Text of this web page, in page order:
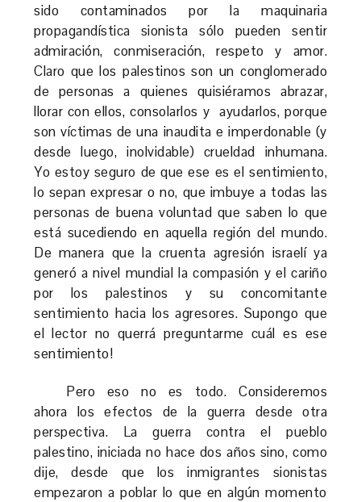
sido contaminados por la maquinaria
propagandística sionista sólo pueden sentir
admiración, conmiseración, respeto y amor.
Claro que los palestinos son un conglomerado
de personas a quienes quisiéramos abrazar,
llorar con ellos, consolarlos y ayudarlos, porque
son víctimas de una inaudita e imperdonable (y
desde luego, inolvidable) crueldad inhumana.
Yo estoy seguro de que ese es el sentimiento,
lo sepan expresar o no, que imbuye a todas las
personas de buena voluntad que saben lo que
está sucediendo en aquella región del mundo.
De manera que la cruenta agresión israelí ya
generó a nivel mundial la compasión y el cariño
por los palestinos y su concomitante
sentimiento hacia los agresores. Supongo que
el lector no querrá preguntarme cuál es ese
sentimiento!
Pero eso no es todo. Consideremos
ahora los efectos de la guerra desde otra
perspectiva. La guerra contra el pueblo
palestino, iniciada no hace dos años sino, como
dije, desde que los inmigrantes sionistas
empezaron a poblar lo que en algún momento